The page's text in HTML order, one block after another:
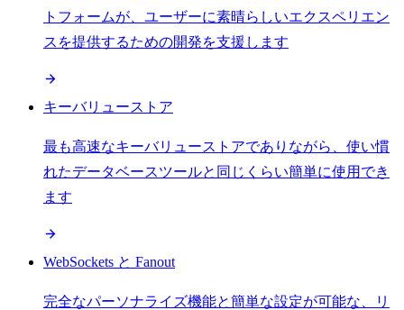
トフォームが、ユーザーに素晴らしいエクスペリエン
スを提供するための開発を支援します
キーバリューストア
最も高速なキーバリューストアでありながら、使い慣
れたデータベースツールと同じくらい簡単に使用でき
ます
WebSockets と Fanout
完全なパーソナライズ機能と簡単な設定が可能な、リ